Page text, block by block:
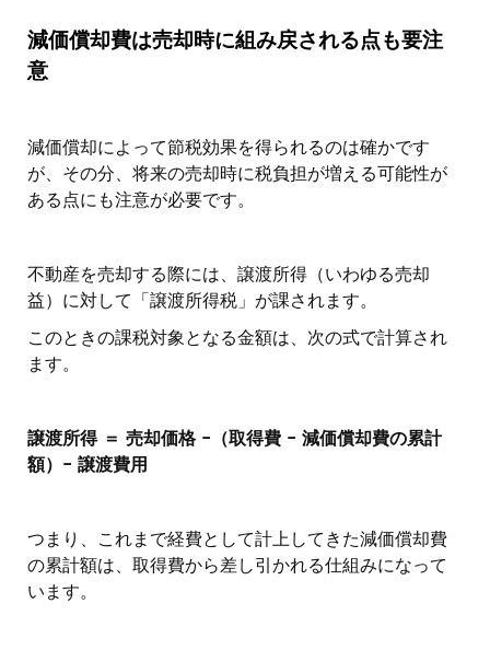
減価償却費は売却時に組み戻される点も要注
意
減価償却によって節税効果を得られるのは確かです
が、その分、将来の売却時に税負担が増える可能性が
ある点にも注意が必要です。
不動産を売却する際には、譲渡所得（いわゆる売却
益）に対して「譲渡所得税」が課されます。
このときの課税対象となる金額は、次の式で計算され
ます。
譲渡所得 ＝ 売却価格 −（取得費 − 減価償却費の累計
額）− 譲渡費用
つまり、これまで経費として計上してきた減価償却費
の累計額は、取得費から差し引かれる仕組みになって
います。